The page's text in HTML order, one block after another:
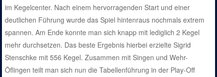
im Kegelcenter. Nach einem hervorragenden Start und einer
deutlichen Führung wurde das Spiel hintenraus nochmals extrem
spannen. Am Ende konnte man sich knapp mit lediglich 2 Kegel
mehr durchsetzen. Das beste Ergebnis hierbei erzielte Sigrid
Stenschke mit 556 Kegel. Zusammen mit Singen und Wehr-
Öflingen teilt man sich nun die Tabellenführung in der Play-Off